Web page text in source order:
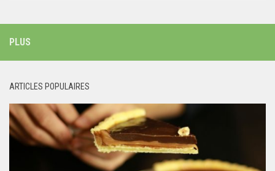
PLUS
ARTICLES POPULAIRES